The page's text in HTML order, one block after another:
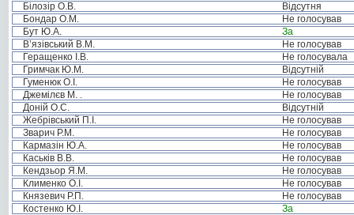
Білозір О.В.
Відсутня
Бондар О.М.
Не голосував
Бут Ю.А.
За
В’язівський В.М.
Не голосував
Геращенко І.В.
Не голосувала
Гримчак Ю.М.
Відсутній
Гуменюк О.І.
Не голосував
Джемілєв М. .
Не голосував
Доній О.С.
Відсутній
Жебрівський П.І.
Не голосував
Зварич Р.М.
Не голосував
Кармазін Ю.А.
Не голосував
Каськів В.В.
Не голосував
Кендзьор Я.М.
Не голосував
Клименко О.І.
Не голосував
Князевич Р.П.
Не голосував
Костенко Ю.І.
За